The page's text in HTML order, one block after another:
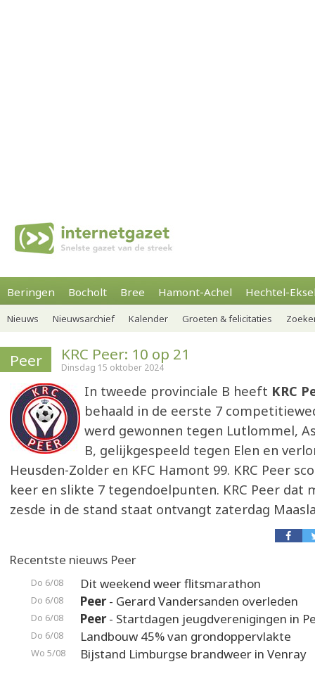
Beringen Bocholt Bree Hamont-Achel Hechtel-
Nieuws Nieuwsarchief Kalender Groeten & felicitaties
Peer KRC Peer: 10 op 21
Dinsdag 15 oktober 2024
In tweede provinciale B heeft KRC
behaald in de eerste 7
werd gewonnen tegen Lutlommel,
B, gelijkgespeeld tegen Elen en
Heusden-Zolder en KFC Hamont 99. KRC Peer
keer en slikte 7 tegendoelpunten. KRC Peer dat
zesde in de stand staat ontvangt zaterdag
Recentste nieuws Peer
Do 6/08 Dit weekend weer flitsmarathon
Do 6/08 Peer- Gerard Vandersanden overleden
Do 6/08 Peer- Startdagen jeugdverenigingen in
Do 6/08 Landbouw 45% van grondoppervlakte
Wo 5/08 Bijstand Limburgse brandweer in Venray